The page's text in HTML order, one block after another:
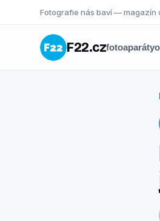
Fotografie nás baví — magazín
F22.czfotoaparáty